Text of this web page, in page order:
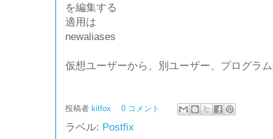
を編集する
適用は
newaliases
仮想ユーザーから、別ユーザー、プログラ
投稿者 kitfox 0 コメント
ラベル: Postfix